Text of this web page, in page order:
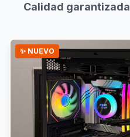
Calidad garantizada
✨ NUEVO